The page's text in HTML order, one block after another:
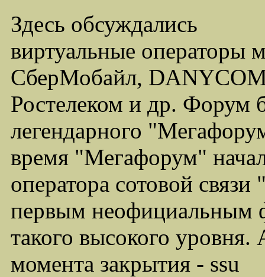
Здесь обсуждались
виртуальные операторы
СберМобайл,
Ростелеком и др. Форум
легендарного
время "Мегафорум"
оператора сотовой
первым неофициальным
такого высокого
момента закрытия - ssu